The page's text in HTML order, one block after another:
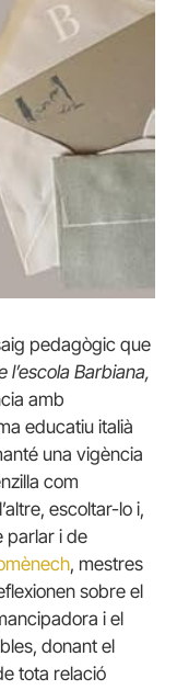
pedagògic que
l’escola Barbiana,
amb
educatiu italià
una vigència
com
escoltar-lo i,
parlar i de
, mestres
sobre el
i el
donant el
tota relació